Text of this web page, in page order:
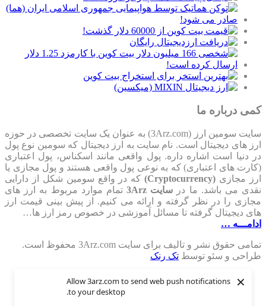
Allow 3arz.com to send web push notifications
to your desktop.
×
کمی درباره ما
سایت سومین ارز (3Arz.com) به عنوان یک سایت تخصصی در حوزه
ارز های دیجیتال است. نام سایت به ارز دیجیتال که سومین نوع پول
در دنیا است اشاره داره. پول واقعی مانند اسکناس، پول اعتباری
(کارت های اعتباری) که به نوعی پول واقعی هستند و پول مجازی یا
ارز مجازی (Cryptocurrency)
که در واقع سومین شکل از دارایی
نقدی می باشد. ما در سایت 3Arz
تمام موارد مربوط به ارز های
مجازی را در نظر گرفته و ارائه می کنیم. از پیش بینی قیمت ارز
های دیجیتال گرفته تا مسائل آموزشی در خصوص رمز ارز ها…
ادامـــه …
تمامی حقوق نشر و تالیف برای سایت 3Arz.com محفوظ است.
طراحی و سئو توسط تک رنک